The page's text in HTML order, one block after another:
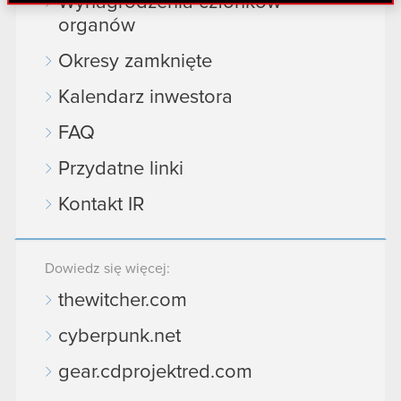
danymi otrzymanymi od Ciebie lub uzyskanymi
podczas korzystania z ich usług. Kontynuując
używanie plików cookie.
organów
Okresy zamknięte
Kalendarz inwestora
FAQ
Przydatne linki
Kontakt IR
Dowiedz się więcej:
thewitcher.com
cyberpunk.net
gear.cdprojektred.com